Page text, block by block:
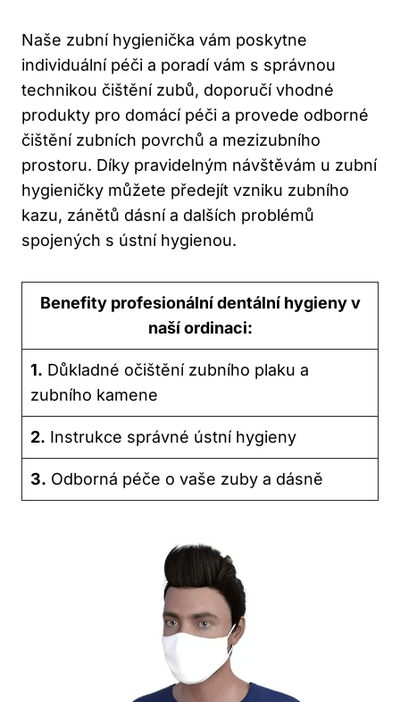
Naše zubní hygienička vám poskytne
individuální péči a poradí vám s správnou
technikou čištění zubů, doporučí vhodné
produkty pro domácí péči a provede odborné
čištění zubních povrchů a mezizubního
prostoru. Díky pravidelným návštěvám u zubní
hygieničky můžete předejít vzniku zubního
kazu, zánětů dásní a dalších problémů
spojených s ústní hygienou.
Benefity profesionální dentální hygieny v
naší ordinaci:
1. Důkladné očištění zubního plaku a
zubního kamene
2. Instrukce správné ústní hygieny
3. Odborná péče o vaše zuby a dásně